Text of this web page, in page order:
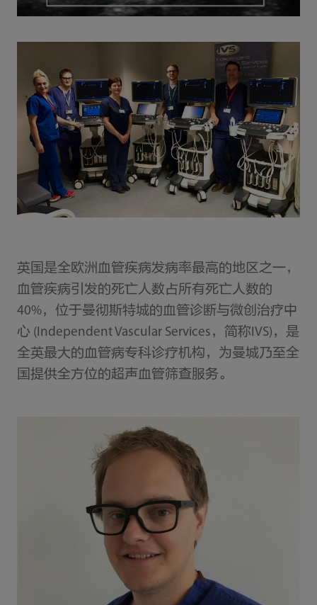
英国是全欧洲血管疾病发病率最高的地区之一，
血管疾病引发的死亡人数占所有死亡人数的
40%，位于曼彻斯特城的血管诊断与微创治疗中
心 (Independent Vascular Services，简称IVS)，是
全英最大的血管病专科诊疗机构，为曼城乃至全
国提供全方位的超声血管筛查服务。